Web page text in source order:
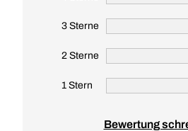
3 Sterne
2 Sterne
1 Stern
Bewertung